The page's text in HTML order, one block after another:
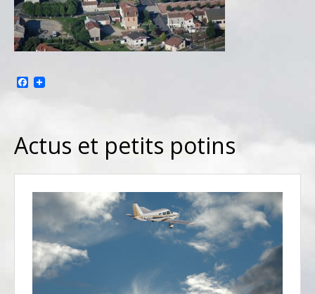
Facebook
Actus et petits potins